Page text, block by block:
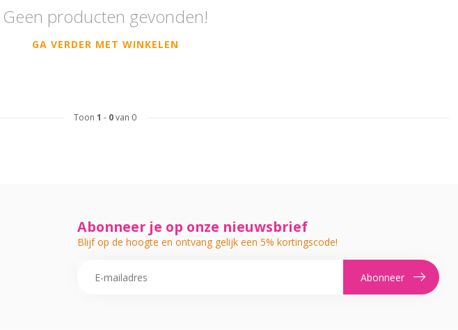
Geen producten gevonden!
GA VERDER MET WINKELEN
Toon 1 - 0van 0
Abonneer je op onze nieuwsbrief
Blijf op de hoogte en ontvang gelijk een 5% kortingscode!
Abonneer